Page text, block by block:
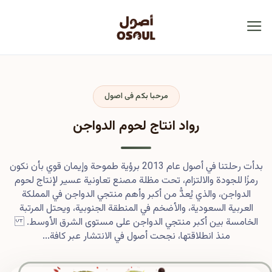
مرحبا بكم فى اصول
رواد انتاج لحوم الدواجن
بدأت رحلتنا في أصول عام 2013 برؤية طموحة وإيمان قوي بأن نكون
رمزًا للجودة والالتزام، تحت مظلة مصنع تعاونية عسير لإنتاج لحوم
الدواجن، والذي يُعدُّ من أكبر وأهم منتجي الدواجن في المملكة
العربية السعودية، والأضخم في المنطقة الجنوبية، ويحتل المرتبة
الخامسة بين أكبر منتجي الدواجن على مستوى الشرق الأوسط.
منذ انطلاقتها، نجحت أصول في الانتشار عبر كافة...